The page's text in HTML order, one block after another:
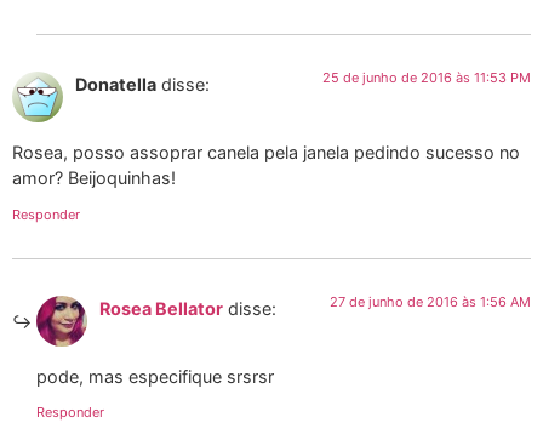
Donatella disse: 25 de junho de 2016 às 11:53 PM
Rosea, posso assoprar canela pela janela pedindo sucesso no
amor? Beijoquinhas!
Responder
Rosea Bellator disse: 27 de junho de 2016 às 1:56 AM
pode, mas especifique srsrsr
Responder